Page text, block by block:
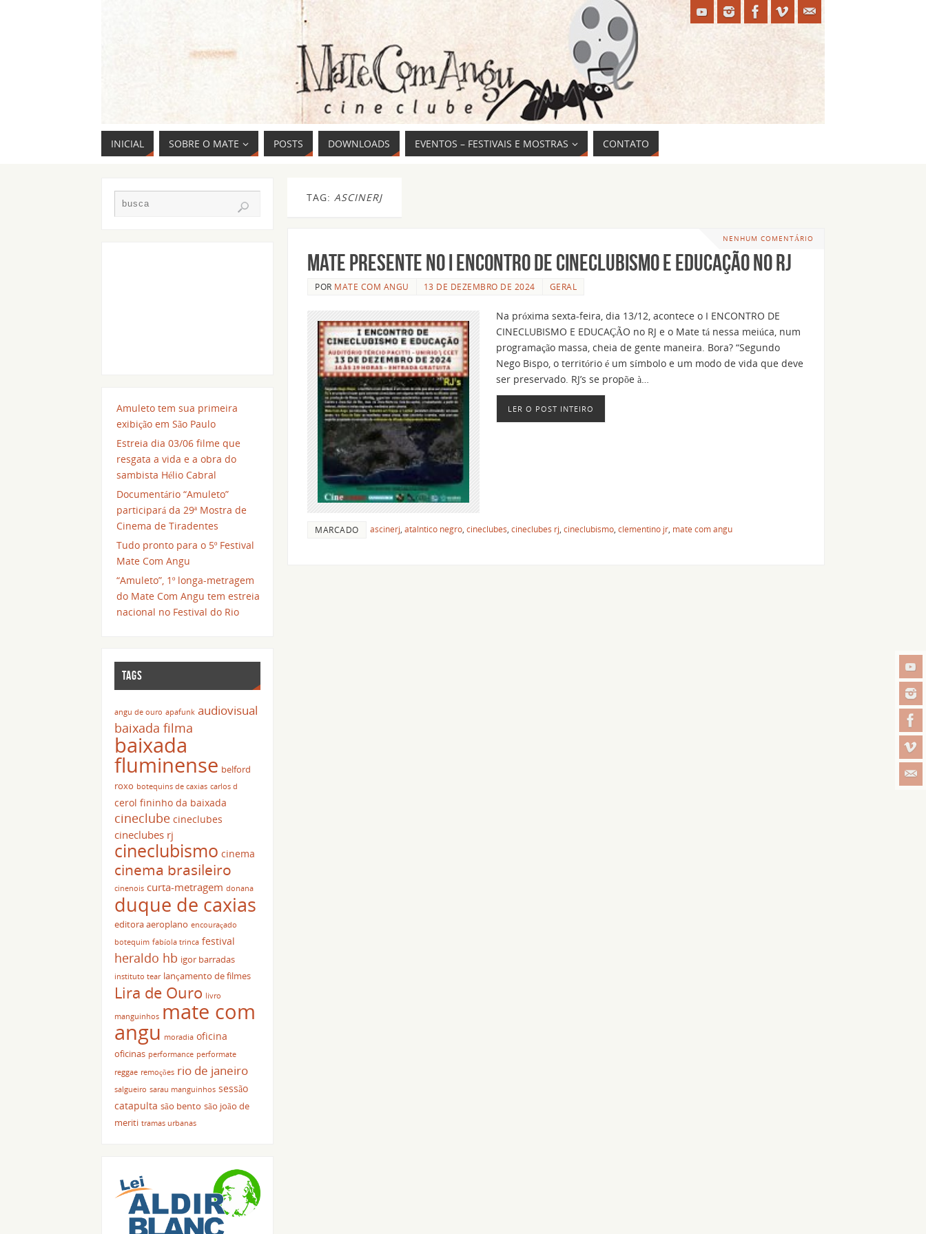
INICIAL SOBRE O MATE POSTS DOWNLOADS EVENTOS – FESTIVAIS E MOSTRAS CONTATO
TAG: ASCINERJ
NENHUM COMENTÁRIO
Mate presente no I ENCONTRO DE CINECLUBISMO E EDUCAÇÃO no RJ
POR MATE COM ANGU 13 DE DEZEMBRO DE 2024 GERAL
Na próxima sexta-feira, dia 13/12, acontece o I ENCONTRO DE
CINECLUBISMO E EDUCAÇÃO no RJ e o Mate tá nessa meiúca, num
programação massa, cheia de gente maneira. Bora? “Segundo
Nego Bispo, o território é um símbolo e um modo de vida que deve
ser preservado. RJ’s se propõe à…
LER O POST INTEIRO
MARCADO ascinerj atalntico negro, cineclubes cineclubes rj cineclubismo, clementino jr, mate com angu
Amuleto tem sua primeira
exibição em São Paulo
Estreia dia 03/06 filme que
resgata a vida e a obra do
sambista Hélio Cabral
Documentário “Amuleto”
participará da 29ª Mostra de
Cinema de Tiradentes
Tudo pronto para o 5º Festival
Mate Com Angu
“Amuleto”, 1º longa-metragem
do Mate Com Angu tem estreia
nacional no Festival do Rio
TAGS
angu de ouro apafunk audiovisual
baixada filma
baixada
fluminense belford
roxo botequins de caxias carlos d
cerol fininho da baixada
cineclube cineclubes
cineclubes rj
cineclubismo cinema
cinema brasileiro
cinenois curta-metragem donana
duque de caxias
editora aeroplano encouraçado
botequim fabíola trinca festival
heraldo hb igor barradas
instituto tear lançamento de filmes
Lira de Ouro livro
manguinhos mate com
angu moradia oficina
oficinas performance performate
reggae remoções rio de janeiro
salgueiro sarau manguinhos sessão
catapulta são bento são joão de
meriti tramas urbanas